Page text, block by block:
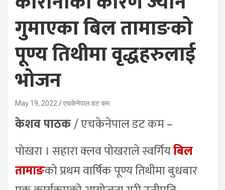
गुमाएका बिल तामाङको
पूण्य तिथीमा वृद्धहरुलाई
भोजन
May 19, 2022 एचकेनेपाल डट कम
केशव पाठक/ एचकेनेपाल डट कम –
पोखरा । सहारा क्लव पोखराले स्वर्गियबिल
तामाङको प्रथम वार्षिक पूण्य तिथीमा बुधबार